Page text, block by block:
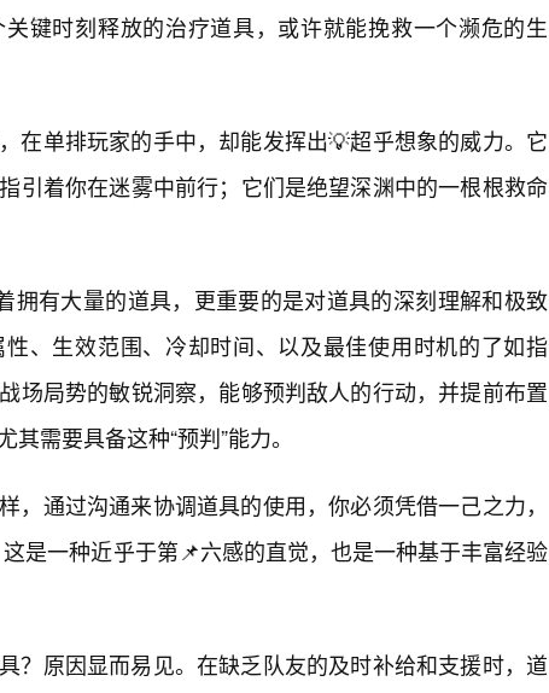
键时刻释放的治疗道具，或许就能挽救一个濒危的生
在单排玩家的手中，却能发挥出💡超乎想象的威力。它
引着你在迷雾中前行；它们是绝望深渊中的一根根救命
拥有大量的道具，更重要的是对道具的深刻理解和极致
、生效范围、冷却时间、以及最佳使用时机的了如指
场局势的敏锐洞察，能够预判敌人的行动，并提前布置
需要具备这种“预判”能力。
，通过沟通来协调道具的使用，你必须凭借一己之力，
这是一种近乎于第📌六感的直觉，也是一种基于丰富经验
？原因显而易见。在缺乏队友的及时补给和支援时，道